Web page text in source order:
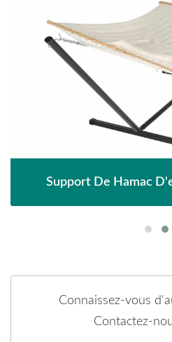
Support De Hamac
Connaissez-vous
Contactez-